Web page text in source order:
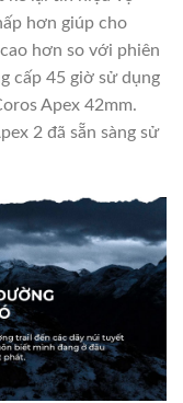
hơn giúp cho
hơn so với phiên
cấp 45 giờ sử dụng
Apex 42mm.
2 đã sẵn sàng sử